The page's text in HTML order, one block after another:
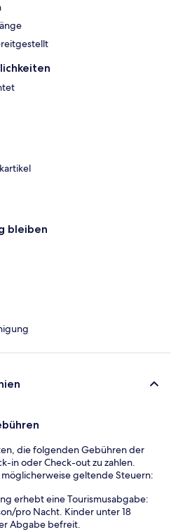
bleiben
die folgenden Gebühren der
in oder Check-out zu zahlen.
geltende Steuern:
erhebt eine Tourismusabgabe:
pro Nacht. Kinder unter 18
Abgabe befreit.